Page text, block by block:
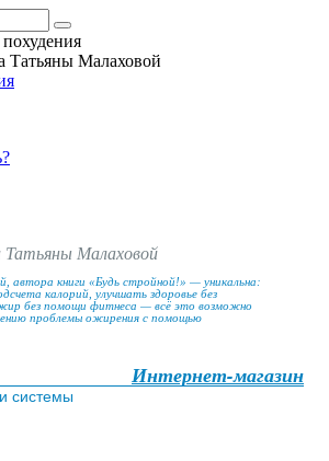
Татьяны Малаховой
Татьяны Малаховой
автора книги «Будь стройной!» — уникальна:
калорий, улучшать здоровье без
без помощи фитнеса — всё это возможно
проблемы ожирения с помощью
Интернет-магазин
системы